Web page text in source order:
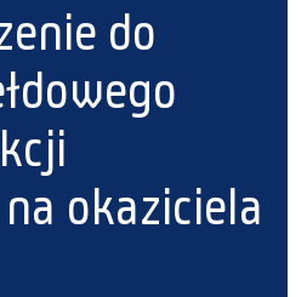
do
okaziciela